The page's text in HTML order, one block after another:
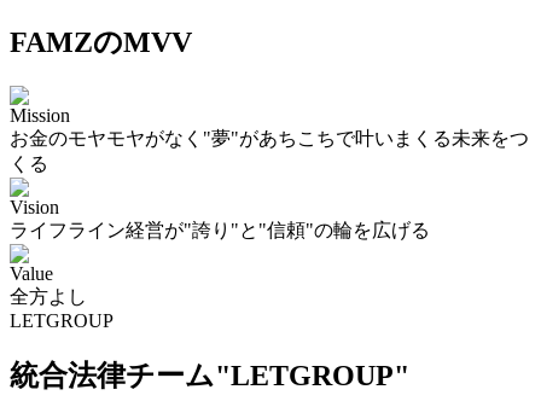
FAMZのMVV
Mission
お金のモヤモヤがなく"夢"があちこちで叶いまくる未来をつ
くる
Vision
ライフライン経営が"誇り"と"信頼"の輪を広げる
Value
全方よし
LETGROUP
統合法律チーム"LETGROUP"